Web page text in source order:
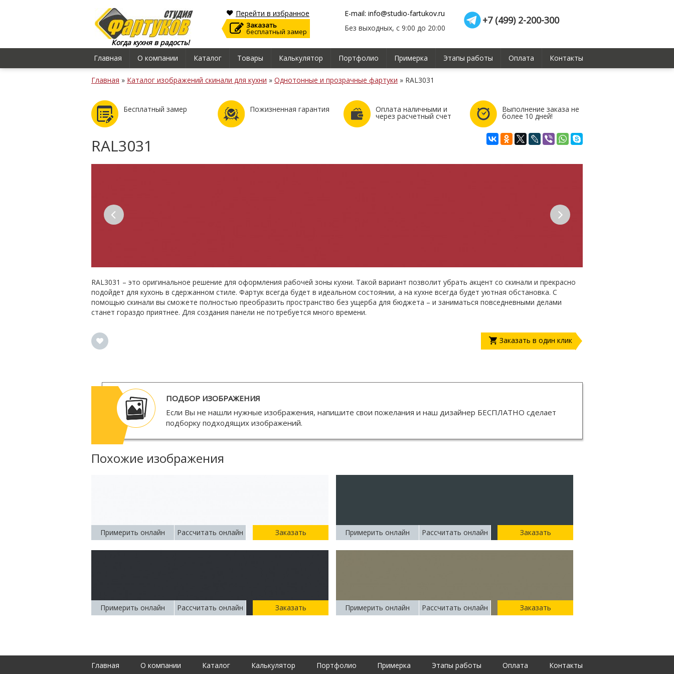
Когда кухня в радость!
Перейти в избранное
Заказать
бесплатный замер
E-mail: info@studio-fartukov.ru
Без выходных, с 9:00 до 20:00
+7 (499) 2-200-300
Главная О компании Каталог Товары Калькулятор Портфолио Примерка Этапы работы Оплата Контакты
Главная » Каталог изображений скинали для кухни » Однотонные и прозрачные фартуки » RAL3031
Бесплатный замер Пожизненная гарантия Оплата наличными и
через расчетный счет
Выполнение заказа не
более 10 дней!
RAL3031
RAL3031 – это оригинальное решение для оформления рабочей зоны кухни. Такой вариант позволит убрать акцент со скинали и прекрасно
подойдет для кухонь в сдержанном стиле. Фартук всегда будет в идеальном состоянии, а на кухне всегда будет уютная обстановка. С
помощью скинали вы сможете полностью преобразить пространство без ущерба для бюджета – и заниматься повседневными делами
станет гораздо приятнее. Для создания панели не потребуется много времени.
Заказать в один клик
ПОДБОР ИЗОБРАЖЕНИЯ
Если Вы не нашли нужные изображения, напишите свои пожелания и наш дизайнер БЕСПЛАТНО сделает
подборку подходящих изображений.
Похожие изображения
Примерить онлайн Рассчитать онлайн Заказать Примерить онлайн Рассчитать онлайн Заказать
Примерить онлайн Рассчитать онлайн Заказать Примерить онлайн Рассчитать онлайн Заказать
Главная О компании Каталог Калькулятор Портфолио Примерка Этапы работы Оплата Контакты